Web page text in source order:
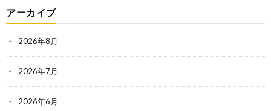
アーカイブ
2026年8月
2026年7月
2026年6月